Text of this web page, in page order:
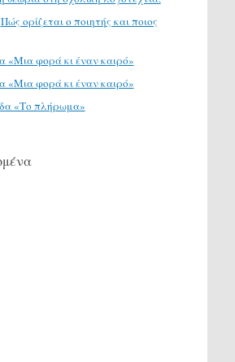
Πώς ορίζεται ο ποιητής και ποιος
«Μια φορά κι έναν καιρό»
«Μια φορά κι έναν καιρό»
«Το πλήρωμα»